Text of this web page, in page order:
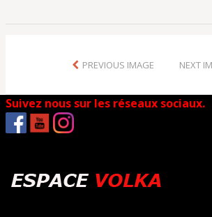
PREVIOUS IMAGE NEXT
Suivez nous sur les réseaux sociaux.